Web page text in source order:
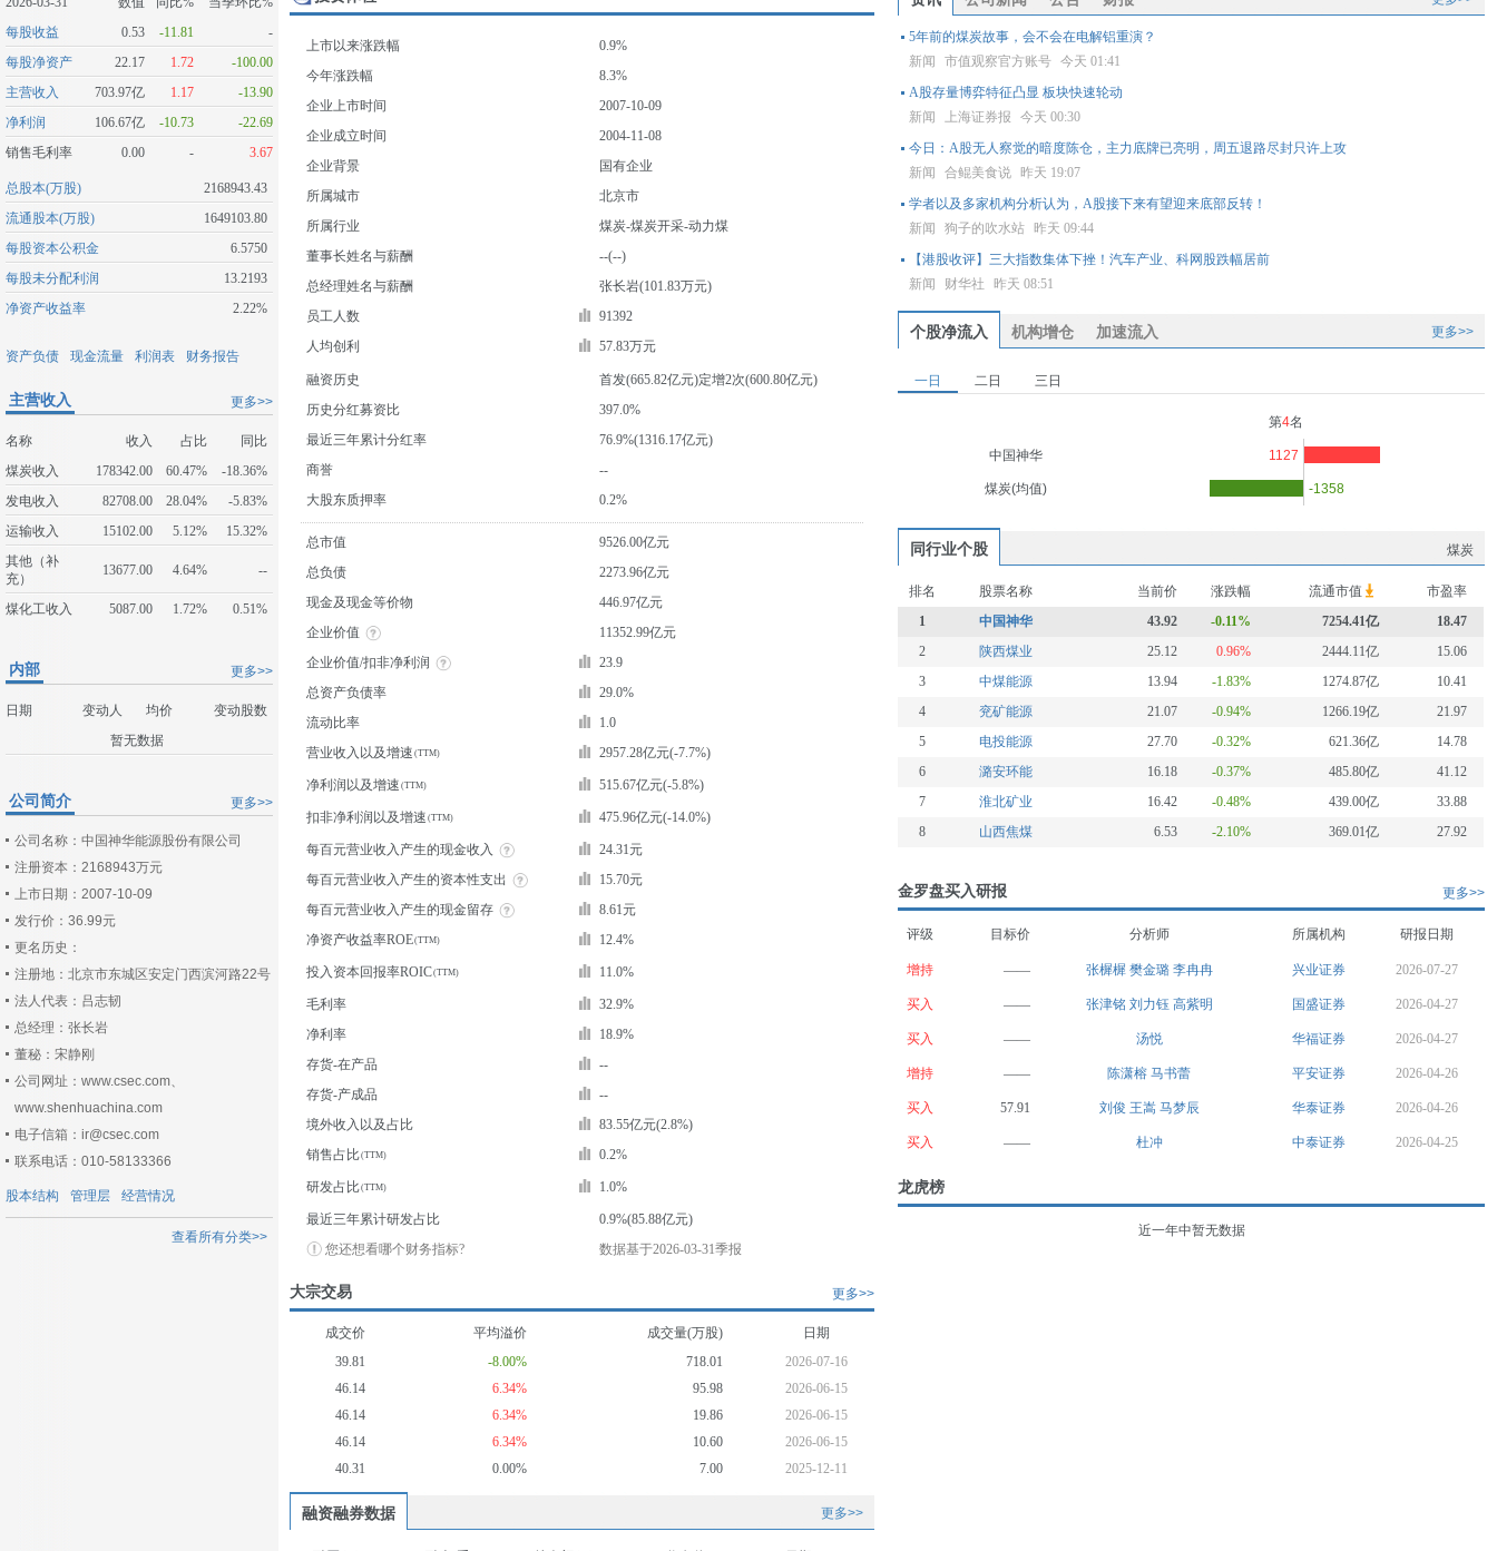
每股收益
0.53 -11.81
-
每股净资产
22.17 1.72
-100.00
主营收入
703.97亿 1.17
-13.90
净利润
106.67亿 -10.73
-22.69
销售毛利率
0.00 - 3.67
总股本(万股)
2168943.43
流通股本(万股)
1649103.80
每股资本公积金
6.5750
每股未分配利润
13.2193
净资产收益率
2.22%
资产负债 现金流量 利润表 财务报告
更多>>
主营收入
名称 收入 占比
同比
煤炭收入
178342.00 60.47%
-18.36%
发电收入
82708.00 28.04%
-5.83%
运输收入
15102.00 5.12%
15.32%
其他（补
充）
13677.00 4.64% --
煤化工收入 5087.00 1.72% 0.51%
更多>>
内部
日期 变动人 均价
变动股数
暂无数据
更多>>
公司简介
公司名称：中国神华能源股份有限公司
注册资本：2168943万元
上市日期：2007-10-09
发行价：36.99元
更名历史：
注册地：北京市东城区安定门西滨河路22号
法人代表：吕志韧
总经理：张长岩
董秘：宋静刚
公司网址：www.csec.com、
www.shenhuachina.com
电子信箱：ir@csec.com
联系电话：010-58133366
股本结构 管理层 经营情况
查看所有分类>>
上市以来涨跌幅
0.9%
今年涨跌幅
8.3%
企业上市时间
2007-10-09
企业成立时间
2004-11-08
企业背景
国有企业
所属城市
北京市
所属行业
煤炭-煤炭开采-动力煤
董事长姓名与薪酬
--(--)
总经理姓名与薪酬
张长岩(101.83万元)
员工人数
91392
人均创利
57.83万元
融资历史
首发(665.82亿元)定增2次(600.80亿元)
历史分红募资比
397.0%
最近三年累计分红率
76.9%(1316.17亿元)
商誉
--
大股东质押率
0.2%
总市值
9526.00亿元
总负债
2273.96亿元
现金及现金等价物
446.97亿元
企业价值
11352.99亿元
企业价值/扣非净利润
23.9
总资产负债率
29.0%
流动比率
1.0
营业收入以及增速
2957.28亿元(-7.7%)
净利润以及增速 515.67亿元(-5.8%)
扣非净利润以及增速 475.96亿元(-14.0%)
每百元营业收入产生的现金收入
24.31元
每百元营业收入产生的资本性支出
15.70元
每百元营业收入产生的现金留存
8.61元
净资产收益率ROE
12.4%
投入资本回报率ROIC 11.0%
毛利率
32.9%
净利率
18.9%
存货-在产品
--
存货-产成品
--
境外收入以及占比
83.55亿元(2.8%)
销售占比
0.2%
研发占比 1.0%
最近三年累计研发占比
0.9%(85.88亿元)
您还想看哪个财务指标?
数据基于2026-03-31季报
更多>>
大宗交易
成交价 平均溢价 成交量(万股)
日期
39.81
-8.00% 718.01
2026-07-16
46.14
6.34% 95.98
2026-06-15
46.14
6.34% 19.86
2026-06-15
46.14
6.34% 10.60
2026-06-15
40.31
0.00% 7.00 2025-12-11
融资融券数据 更多>>
5年前的煤炭故事，会不会在电解铝重演？
新闻
市值观察官方账号
今天 01:41
A股存量博弈特征凸显 板块快速轮动
新闻
上海证券报
今天 00:30
今日：A股无人察觉的暗度陈仓，主力底牌已亮明，周五退路尽封只许上攻
新闻
合鲲美食说
昨天 19:07
学者以及多家机构分析认为，A股接下来有望迎来底部反转！
新闻
狗子的吹水站
昨天 09:44
【港股收评】三大指数集体下挫！汽车产业、科网股跌幅居前
新闻
财华社 昨天 08:51
个股净流入 机构增仓 加速流入 更多>>
一日 二日 三日
第4名
中国神华 1127
煤炭(均值) -1358
同行业个股 煤炭
排名 股票名称 当前价 涨跌幅 流通市值
市盈率
1
中国神华 43.92 -0.11% 7254.41亿
18.47
2
陕西煤业 25.12 0.96% 2444.11亿
15.06
3
中煤能源 13.94 -1.83% 1274.87亿
10.41
4
兖矿能源 21.07 -0.94% 1266.19亿
21.97
5
电投能源 27.70 -0.32% 621.36亿
14.78
6
潞安环能 16.18 -0.37% 485.80亿
41.12
7
淮北矿业 16.42 -0.48% 439.00亿
33.88
8
山西焦煤 6.53 -2.10% 369.01亿 27.92
更多>>
金罗盘买入研报
评级 目标价 分析师 所属机构 研报日期
增持 —— 张樨樨 樊金璐 李冉冉 兴业证券 2026-07-27
买入 —— 张津铭 刘力钰 高紫明 国盛证券 2026-04-27
买入 —— 汤悦 华福证券 2026-04-27
增持 —— 陈潇榕马书蕾 平安证券 2026-04-26
买入 57.91 刘俊 王嵩 马梦辰 华泰证券 2026-04-26
买入 —— 杜冲 中泰证券 2026-04-25
龙虎榜
近一年中暂无数据